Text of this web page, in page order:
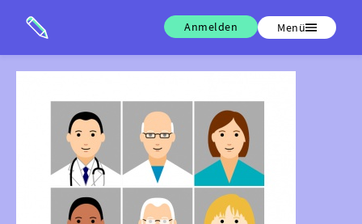
Anmelden Menü